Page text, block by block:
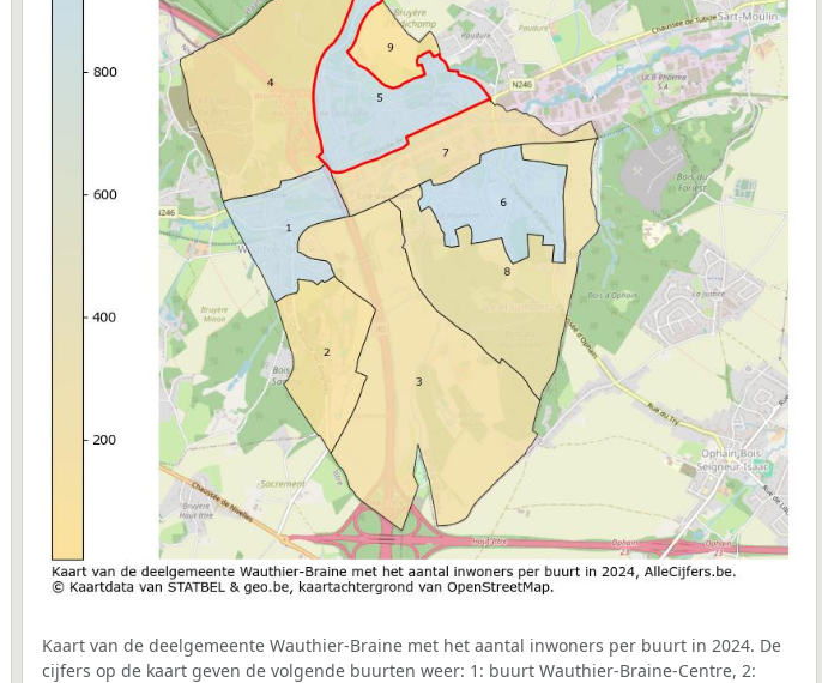
Kaart van de deelgemeente Wauthier-Braine met het aantal inwoners per buurt in 2024. De
cijfers op de kaart geven de volgende buurten weer: 1: buurt Wauthier-Braine-Centre, 2: